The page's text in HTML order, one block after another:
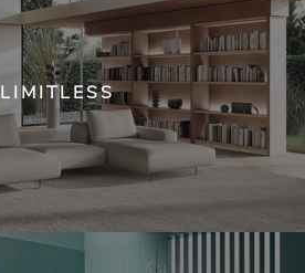
LIMITLESS